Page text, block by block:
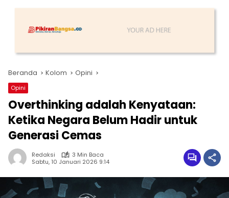
Beranda Kolom Opini
Opini
Overthinking adalah Kenyataan:
Ketika Negara Belum Hadir untuk
Generasi Cemas
Redaksi
3 Min Baca
Sabtu, 10 Januari 2026 9:14